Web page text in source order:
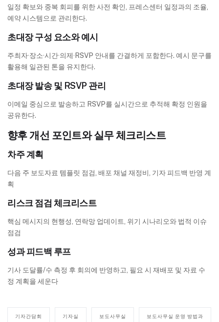
일정 확보와 중복 회피를 위한 사전 확인, 프레스센터 일정과의 조율,
예약 시스템으로 관리한다.
초대장 구성 요소와 예시
주최자·장소·시간·의제·RSVP 안내를 간결하게 포함한다. 예시 문구를
활용해 일관된 톤을 유지한다.
초대장 발송 및 RSVP 관리
이메일 중심으로 발송하고 RSVP를 실시간으로 추적해 확정 인원을
공유한다.
향후 개선 포인트와 실무 체크리스트
차주 계획
다음 주 보도자료 템플릿 점검, 배포 채널 재정비, 기자 피드백 반영 계
획
리스크 점검 체크리스트
핵심 메시지의 현행성, 연락망 업데이트, 위기 시나리오와 법적 이슈
점검
성과 피드백 루프
기사 도달률/수 측정 후 회의에 반영하고, 필요 시 재배포 및 자료 수
정 계획을 세운다
기자간담회 기자실 보도사무실 보도사무실 운영 방법과